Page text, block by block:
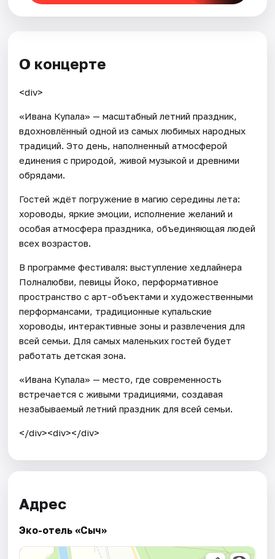
О концерте
<div>
«Ивана Купала» — масштабный летний праздник,
вдохновлённый одной из самых любимых народных
традиций. Это день, наполненный атмосферой
единения с природой, живой музыкой и древними
обрядами.
Гостей ждёт погружение в магию середины лета:
хороводы, яркие эмоции, исполнение желаний и
особая атмосфера праздника, объединяющая людей
всех возрастов.
В программе фестиваля: выступление хедлайнера
Полналюбви, певицы Йоко, перформативное
пространство с арт-объектами и художественными
перформансами, традиционные купальские
хороводы, интерактивные зоны и развлечения для
всей семьи. Для самых маленьких гостей будет
работать детская зона.
«Ивана Купала» — место, где современность
встречается с живыми традициями, создавая
незабываемый летний праздник для всей семьи.
</div><div></div>
Адрес
Эко-отель «Сыч»